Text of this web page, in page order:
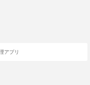
アプリ